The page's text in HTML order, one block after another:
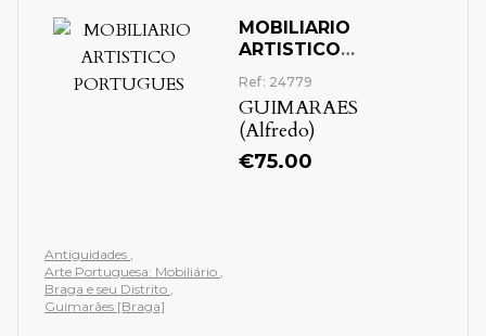
MOBILIARIO
ARTISTICO
PORTUGUES
Ref: 24779
GUIMARAES
(Alfredo)
€75.00
Antiguidades
Arte Portuguesa: Mobiliário
Braga e seu Distrito
Guimarães [Braga]